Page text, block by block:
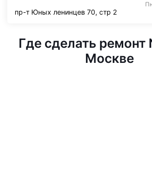
пр-т Юных ленинцев 70, стр 2
Где сделать ремонт
Москве